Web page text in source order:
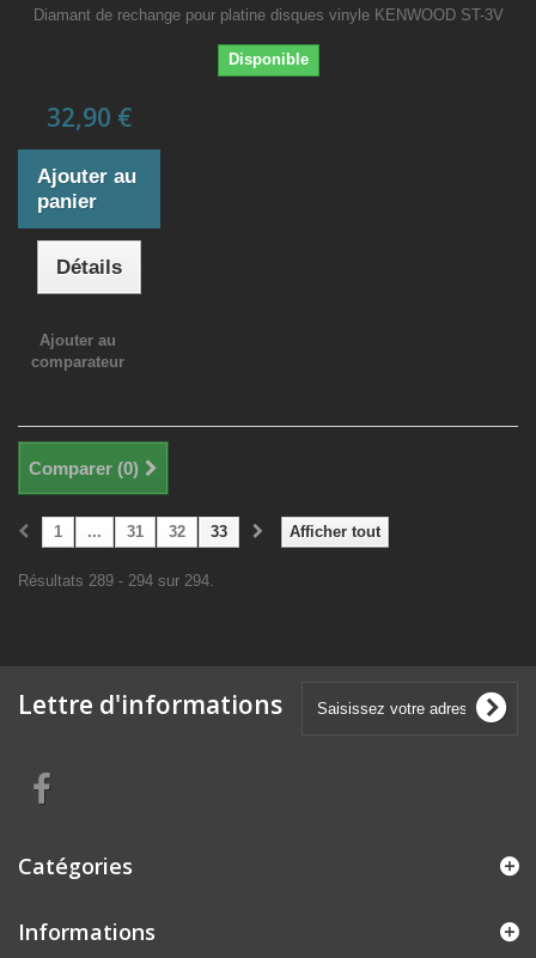
Diamant de rechange pour platine disques vinyle KENWOOD ST-3V
Disponible
32,90 €
Ajouter au
panier
Détails
Ajouter au
comparateur
Comparer (0)
Afficher tout
1 ... 31 32 33
Résultats 289 - 294 sur 294.
Lettre d'informations
Catégories
Informations